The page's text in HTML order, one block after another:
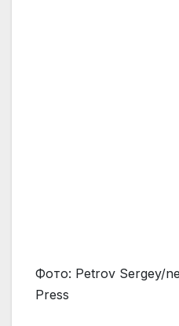
Фото: Petrov Sergey/
Press